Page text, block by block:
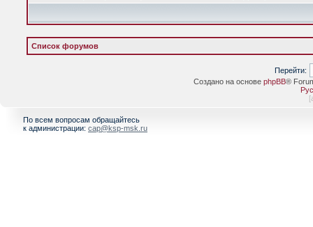
Список форумов
Перейти:
Создано на основе phpBB®
[
По всем вопросам обращайтесь
к администрации: cap@ksp-msk.ru